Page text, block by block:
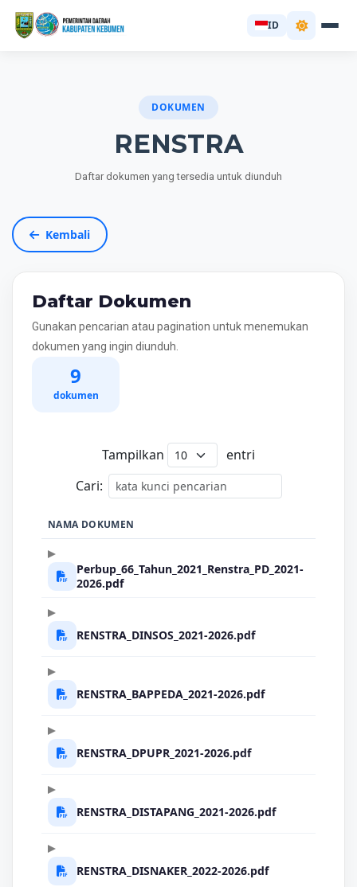
ID
DOKUMEN
RENSTRA
Daftar dokumen yang tersedia untuk diunduh
Kembali
Daftar Dokumen
Gunakan pencarian atau pagination untuk menemukan
dokumen yang ingin diunduh.
9
dokumen
Tampilkan
entri
Cari:
NAMA DOKUMEN
Perbup_66_Tahun_2021_Renstra_PD_2021-
2026.pdf
RENSTRA_DINSOS_2021-2026.pdf
RENSTRA_BAPPEDA_2021-2026.pdf
RENSTRA_DPUPR_2021-2026.pdf
RENSTRA_DISTAPANG_2021-2026.pdf
RENSTRA_DISNAKER_2022-2026.pdf